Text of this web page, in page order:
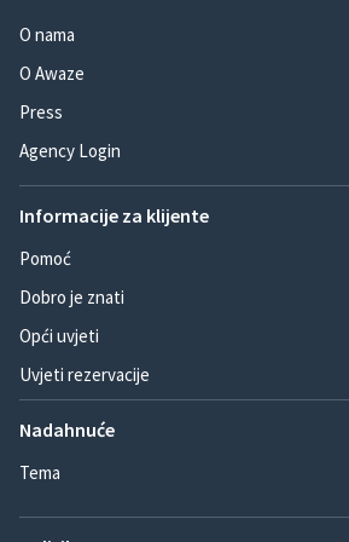
O nama
O Awaze
Press
Agency Login
Informacije za klijente
Pomoć
Dobro je znati
Opći uvjeti
Uvjeti rezervacije
Nadahnuće
Tema